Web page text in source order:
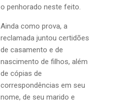
o penhorado neste feito.
Ainda como prova, a
reclamada juntou certidões
de casamento e de
nascimento de filhos, além
de cópias de
correspondências em seu
nome, de seu marido e